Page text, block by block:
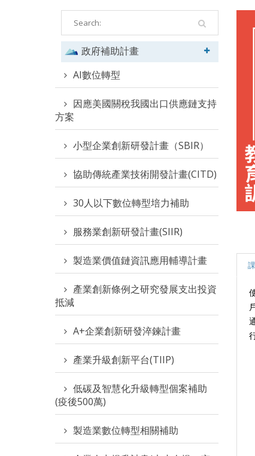
政府補助計畫
AI數位轉型
因應美國關稅我國出口供應鏈支持
方案
小型企業創新研發計畫（SBIR）
協助傳統產業技術開發計畫(CITD)
30人以下數位轉型培力補助
服務業創新研發計畫(SIIR)
製造業價值鏈資訊應用輔導計畫
產業創新條例之研究發展支出投資
抵減
A+企業創新研發淬鍊計畫
產業升級創新平台(TIIP)
低碳及智慧化升級轉型個案補助
(疫後500萬)
製造業數位轉型相關補助